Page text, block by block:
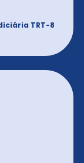
TRT-8